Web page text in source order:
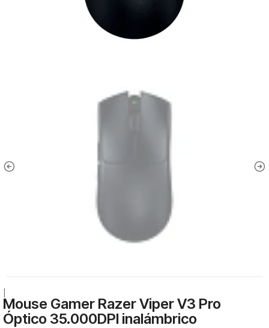
Mouse Gamer Razer Viper V3 Pro
Óptico 35.000DPI inalámbrico